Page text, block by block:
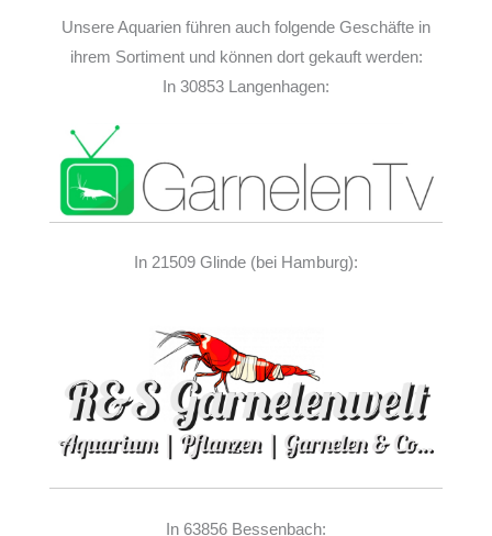
Unsere Aquarien führen auch folgende Geschäfte in
ihrem Sortiment und können dort gekauft werden:
In 30853 Langenhagen:
In 21509 Glinde (bei Hamburg):
In 63856 Bessenbach: